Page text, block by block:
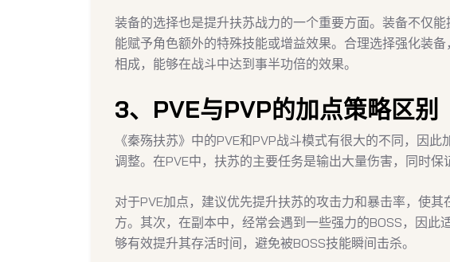
装备的选择也是提升扶苏战力的一个重要方面。装备不仅
能赋予角色额外的特殊技能或增益效果。合理选择强化装
相成，能够在战斗中达到事半功倍的效果。
3、PVE与PVP的加点策略区别
《秦殇扶苏》中的PVE和PVP战斗模式有很大的不同，因
调整。在PVE中，扶苏的主要任务是输出大量伤害，同时保
对于PVE加点，建议优先提升扶苏的攻击力和暴击率，使
方。其次，在副本中，经常会遇到一些强力的BOSS，因此
够有效提升其存活时间，避免被BOSS技能瞬间击杀。